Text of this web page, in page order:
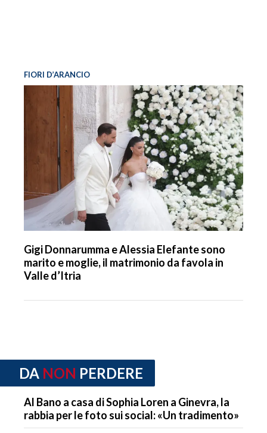
FIORI D’ARANCIO
Gigi Donnarumma e Alessia Elefante sono
marito e moglie, il matrimonio da favola in
Valle d’Itria
DA NON PERDERE
Al Bano a casa di Sophia Loren a Ginevra, la
rabbia per le foto sui social: «Un tradimento»